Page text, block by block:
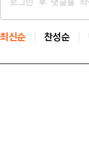
최신순 찬성순